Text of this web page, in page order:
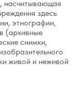
насчитывающая
здесь
этнографии,
(архивные
снимки,
живой и неживой